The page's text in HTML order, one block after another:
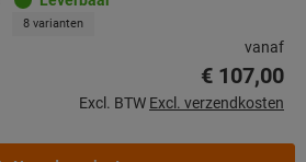
8 varianten
vanaf
€ 107,00
Excl. BTW Excl. verzendkosten